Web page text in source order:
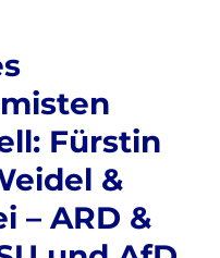
Fürstin
&
– ARD &